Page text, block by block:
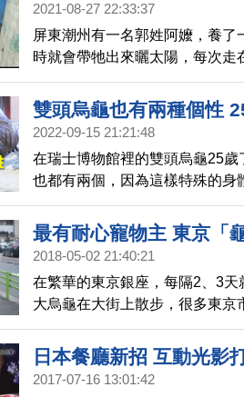
2021-08-27 22:33:37
屏東潮州有一名郭姓阿嬤，養
時就會帶牠出來曬太陽，每次
說，這隻象龜已經養了21年，
是腹部就已經有76公分。
雙頭烏龜也有兩種個性
2022-09-15 21:21:48
在瑞士博物館裡的雙頭烏龜25
也都有兩個，因為這樣特殊的身
性。館方特別舉辦慶祝活動，希
壽寶座。
最有耐心寵物主 東京「
2018-05-02 21:40:21
在繁華的東京銀座，每隔2、3
大烏龜在大街上散步，很多東京
日本餐廳新招 互動光影
2017-07-16 13:01:42